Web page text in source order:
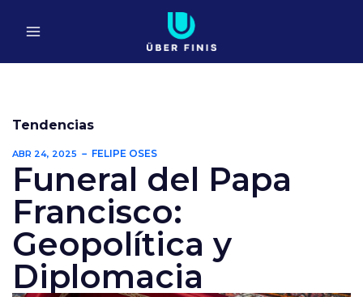
Tendencias
ABR 24, 2025 FELIPE OSES
Funeral del Papa
Francisco:
Geopolítica y
Diplomacia